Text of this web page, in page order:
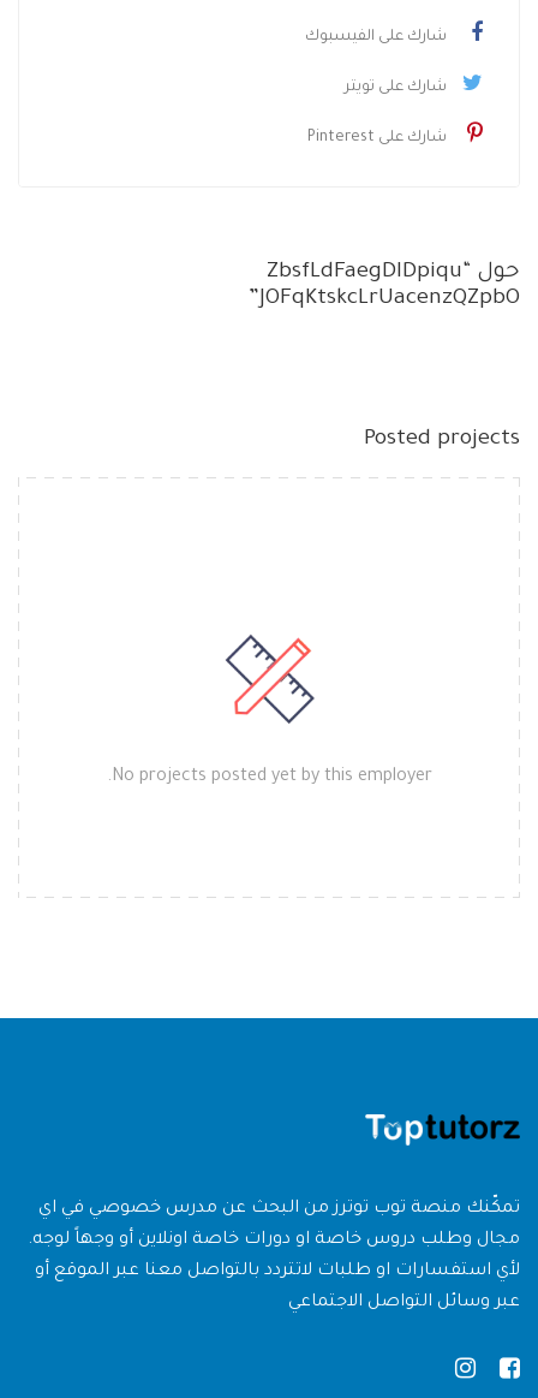
شارك على الفيسبوك
شارك على تويتر
شارك على Pinterest
حول “ZbsfLdFaegDIDpiqu
JOFqKtskcLrUacenzQZpbO”
Posted projects
No projects posted yet by this employer.
تمكّنك منصة توب توترز من البحث عن مدرس خصوصي في اي
مجال وطلب دروس خاصة او دورات خاصة اونلاين أو وجهاً لوجه.
لأي استفسارات او طلبات لاتتردد بالتواصل معنا عبر الموقع أو
عبر وسائل التواصل الاجتماعي